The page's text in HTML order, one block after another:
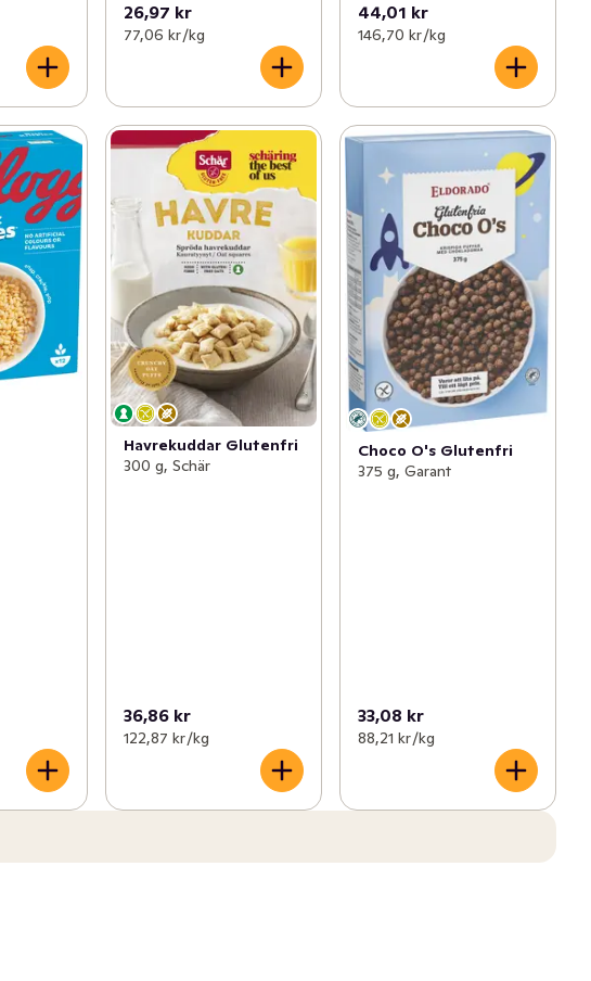
26,97 kr
77,06 kr /kg
44,01 kr
146,70 kr /kg
Havrekuddar Glutenfri
300 g, Schär
36,86 kr
122,87 kr /kg
Choco O's Glutenfri
375 g, Garant
33,08 kr
88,21 kr /kg